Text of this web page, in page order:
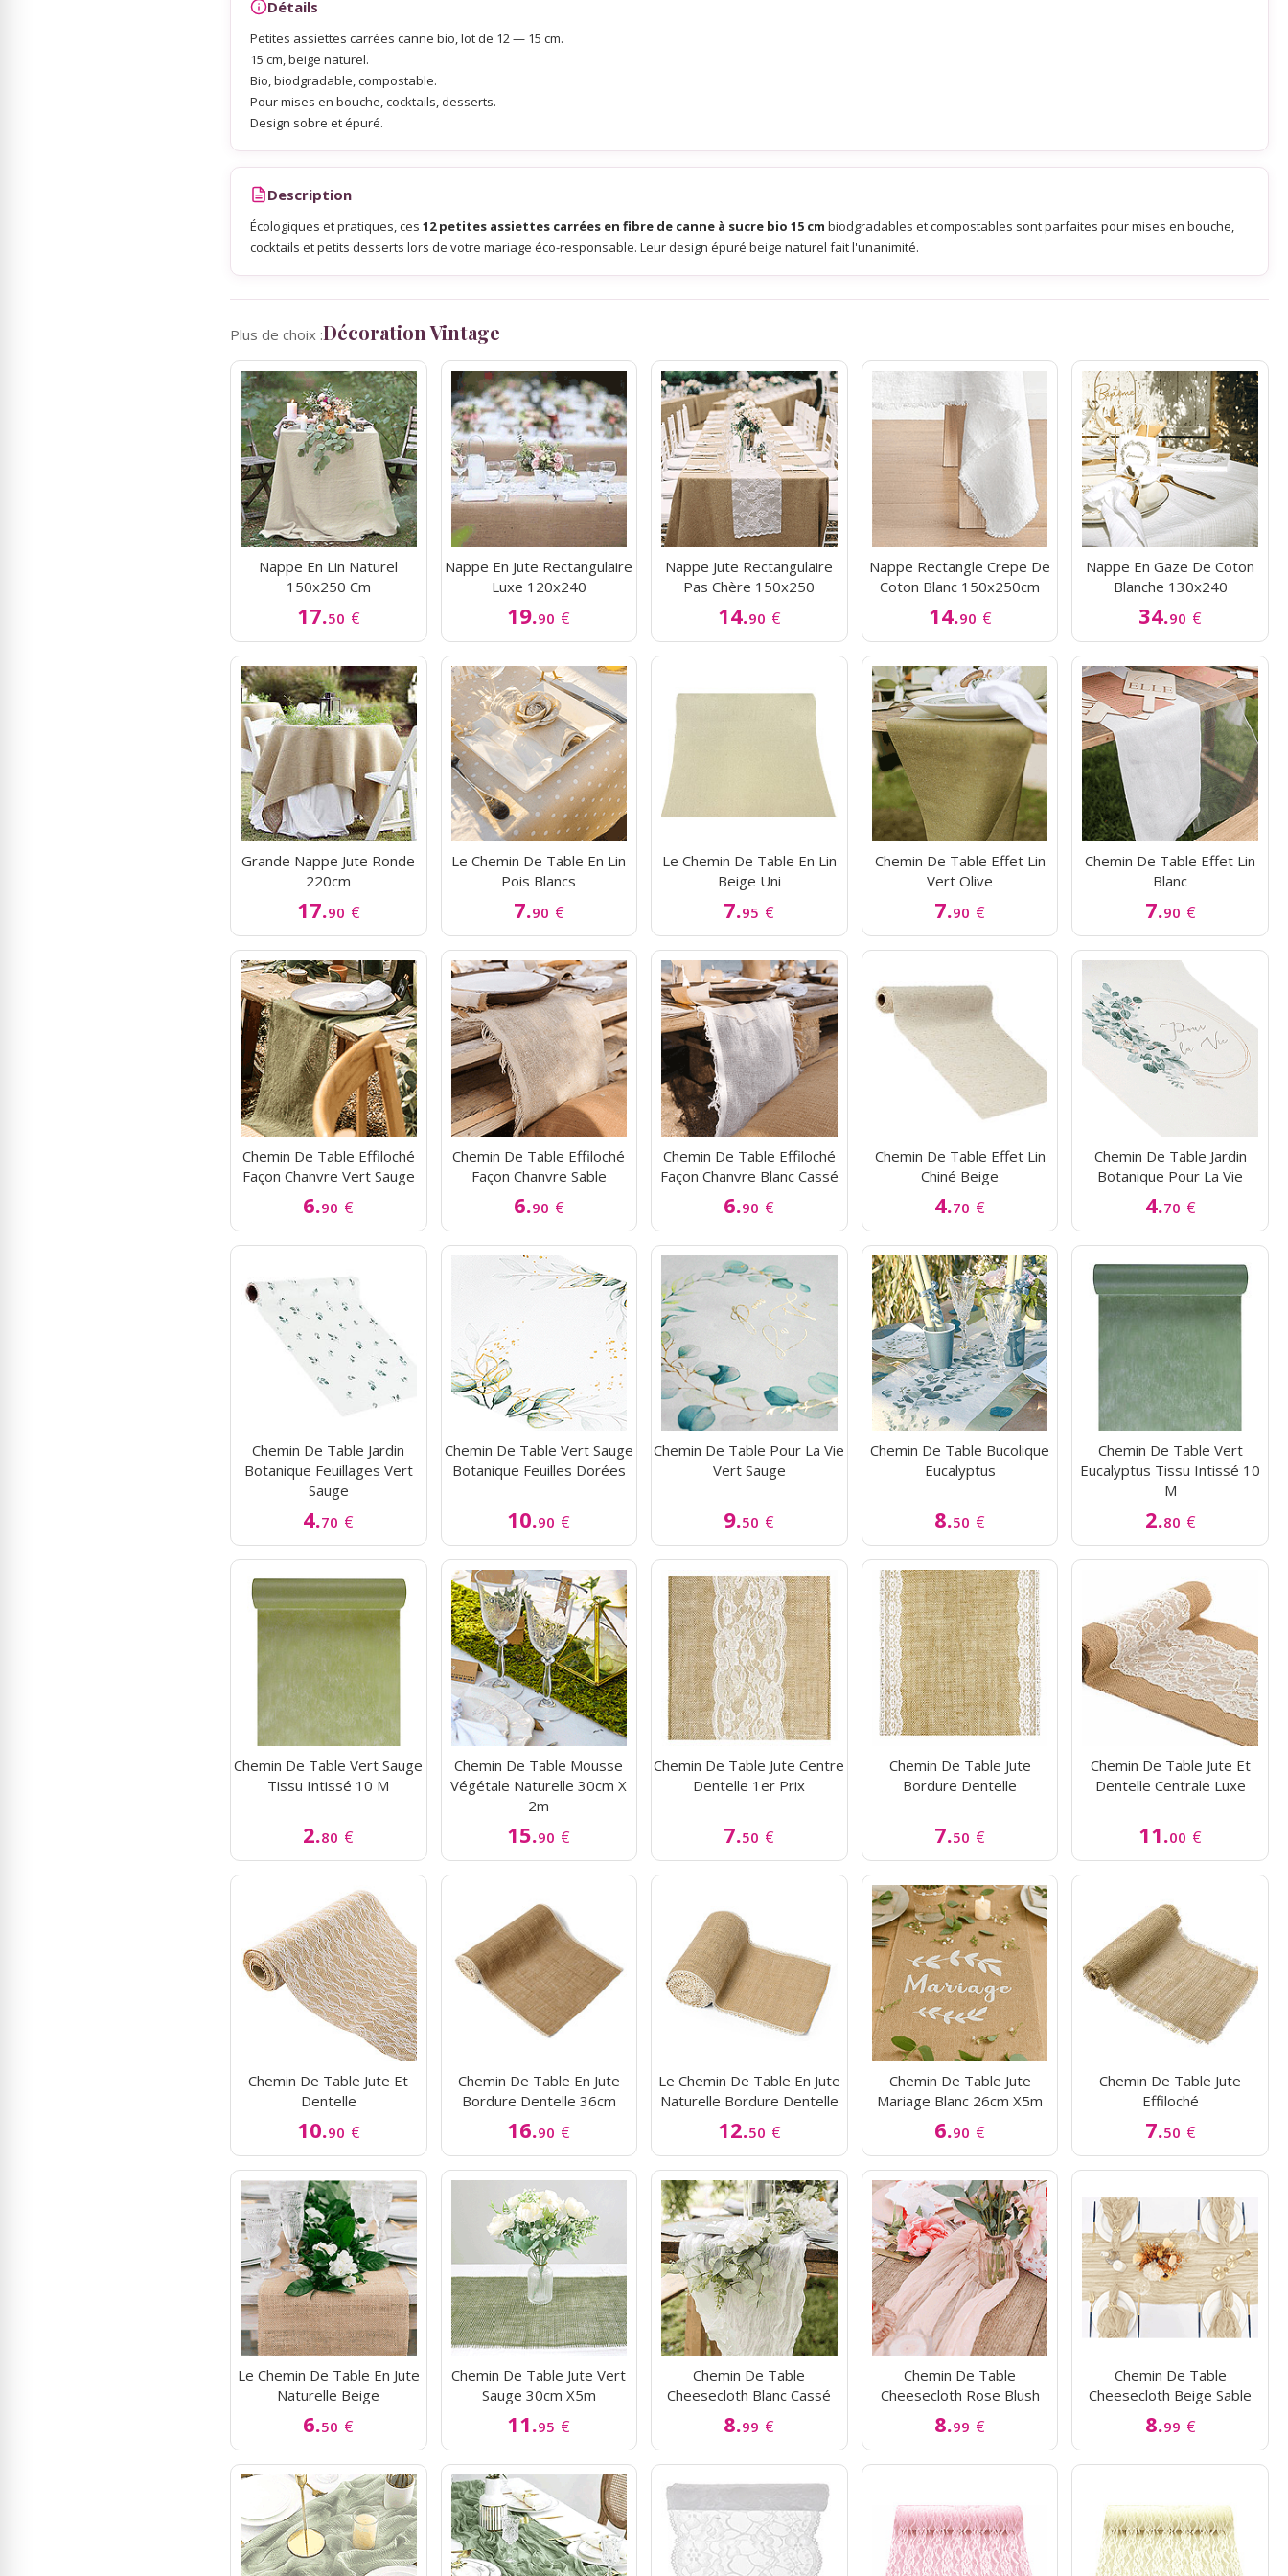
Détails
Petites assiettes carrées canne bio, lot de 12 — 15 cm.
15 cm, beige naturel.
Bio, biodgradable, compostable.
Pour mises en bouche, cocktails, desserts.
Design sobre et épuré.
Description
Écologiques et pratiques, ces 12 petites assiettes carrées en fibre de canne à sucre bio 15 cm biodgradables et compostables sont parfaites pour mises en bouche,
cocktails et petits desserts lors de votre mariage éco-responsable. Leur design épuré beige naturel fait l'unanimité.
Plus de choix :Décoration Vintage
Nappe En Lin Naturel
150x250 Cm
17.50 €
Nappe En Jute Rectangulaire
Luxe 120x240
19.90 €
Nappe Jute Rectangulaire
Pas Chère 150x250
14.90 €
Nappe Rectangle Crepe De
Coton Blanc 150x250cm
14.90 €
Nappe En Gaze De Coton
Blanche 130x240
34.90 €
Grande Nappe Jute Ronde
220cm
17.90 €
Le Chemin De Table En Lin
Pois Blancs
7.90 €
Le Chemin De Table En Lin
Beige Uni
7.95 €
Chemin De Table Effet Lin
Vert Olive
7.90 €
Chemin De Table Effet Lin
Blanc
7.90 €
Chemin De Table Effiloché
Façon Chanvre Vert Sauge
6.90 €
Chemin De Table Effiloché
Façon Chanvre Sable
6.90 €
Chemin De Table Effiloché
Façon Chanvre Blanc Cassé
6.90 €
Chemin De Table Effet Lin
Chiné Beige
4.70 €
Chemin De Table Jardin
Botanique Pour La Vie
4.70 €
Chemin De Table Jardin
Botanique Feuillages Vert
Sauge
4.70 €
Chemin De Table Vert Sauge
Botanique Feuilles Dorées
10.90 €
Chemin De Table Pour La Vie
Vert Sauge
9.50 €
Chemin De Table Bucolique
Eucalyptus
8.50 €
Chemin De Table Vert
Eucalyptus Tissu Intissé 10
M
2.80 €
Chemin De Table Vert Sauge
Tissu Intissé 10 M
2.80 €
Chemin De Table Mousse
Végétale Naturelle 30cm X
2m
15.90 €
Chemin De Table Jute Centre
Dentelle 1er Prix
7.50 €
Chemin De Table Jute
Bordure Dentelle
7.50 €
Chemin De Table Jute Et
Dentelle Centrale Luxe
11.00 €
Chemin De Table Jute Et
Dentelle
10.90 €
Chemin De Table En Jute
Bordure Dentelle 36cm
16.90 €
Le Chemin De Table En Jute
Naturelle Bordure Dentelle
12.50 €
Chemin De Table Jute
Mariage Blanc 26cm X5m
6.90 €
Chemin De Table Jute
Effiloché
7.50 €
Le Chemin De Table En Jute
Naturelle Beige
6.50 €
Chemin De Table Jute Vert
Sauge 30cm X5m
11.95 €
Chemin De Table
Cheesecloth Blanc Cassé
8.99 €
Chemin De Table
Cheesecloth Rose Blush
8.99 €
Chemin De Table
Cheesecloth Beige Sable
8.99 €